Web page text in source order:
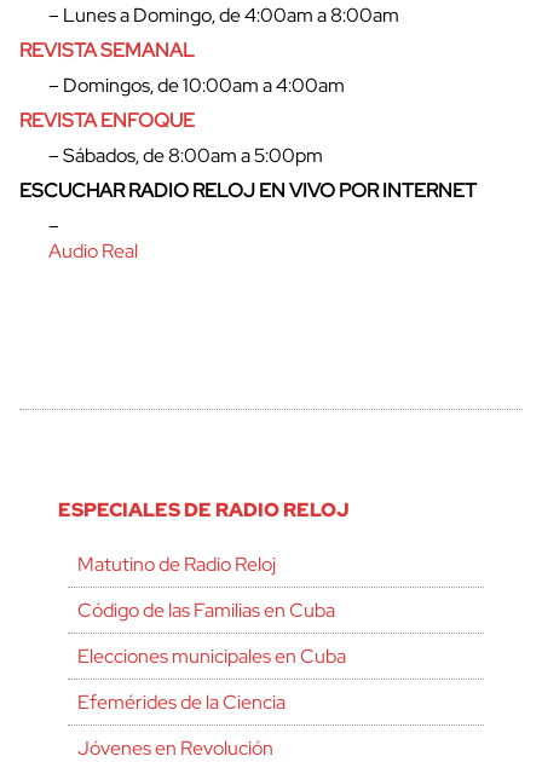
cerrar
– Lunes a Domingo, de 4:00am a 8:00am
REVISTA SEMANAL
– Domingos, de 10:00am a 4:00am
REVISTA ENFOQUE
– Sábados, de 8:00am a 5:00pm
ESCUCHAR RADIO RELOJ EN VIVO POR INTERNET
–
Audio Real
ESPECIALES DE RADIO RELOJ
Matutino de Radio Reloj
Código de las Familias en Cuba
Elecciones municipales en Cuba
Efemérides de la Ciencia
Jóvenes en Revolución